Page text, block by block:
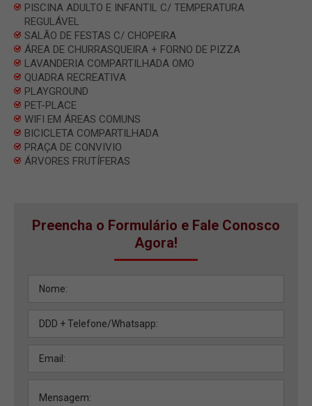
PISCINA ADULTO E INFANTIL C/ TEMPERATURA
REGULÁVEL
SALÃO DE FESTAS C/ CHOPEIRA
ÁREA DE CHURRASQUEIRA + FORNO DE PIZZA
LAVANDERIA COMPARTILHADA OMO
QUADRA RECREATIVA
PLAYGROUND
PET-PLACE
WIFI EM ÁREAS COMUNS
BICICLETA COMPARTILHADA
PRAÇA DE CONVIVIO
ÁRVORES FRUTÍFERAS
Preencha o Formulário e Fale Conosco
Agora!